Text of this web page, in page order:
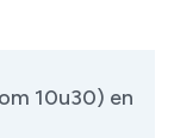
10u30) en